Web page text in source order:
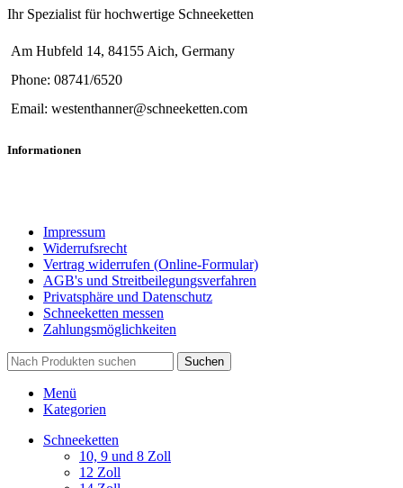
Ihr Spezialist für hochwertige Schneeketten
Am Hubfeld 14, 84155 Aich, Germany
Phone: 08741/6520
Email: westenthanner@schneeketten.com
Informationen
Impressum
Widerrufsrecht
Vertrag widerrufen (Online-Formular)
AGB's und Streitbeilegungsverfahren
Privatsphäre und Datenschutz
Schneeketten messen
Zahlungsmöglichkeiten
Suchen
Menü
Kategorien
Schneeketten
10, 9 und 8 Zoll
12 Zoll